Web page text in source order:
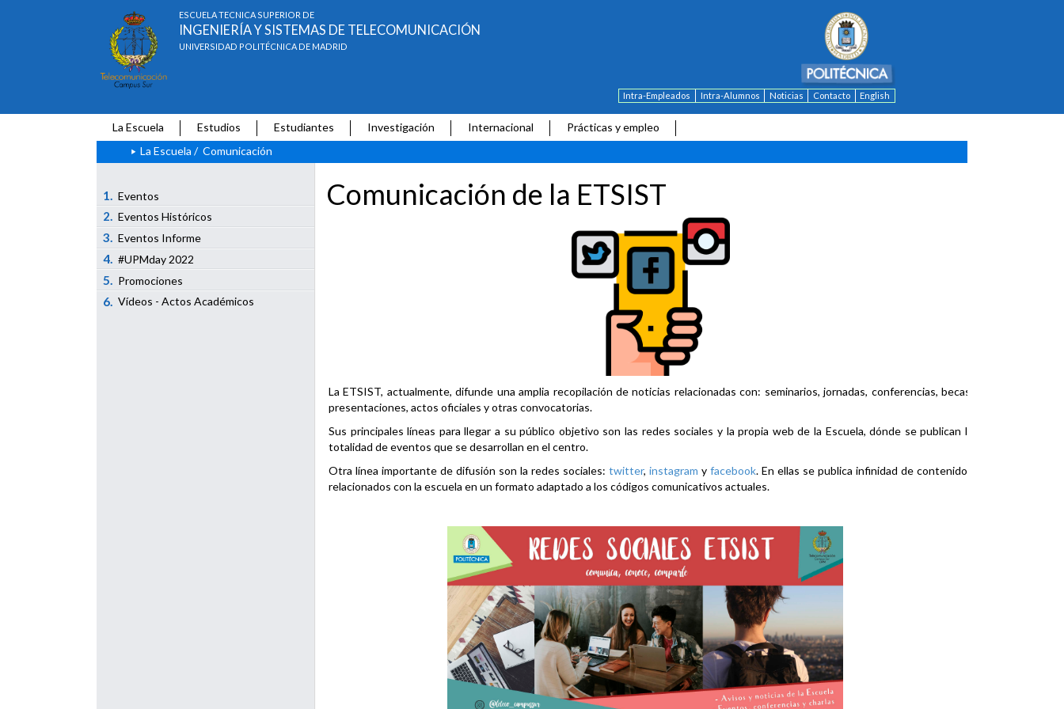
ESCUELA TÉCNICA SUPERIOR DE
INGENIERÍA Y SISTEMAS DE TELECOMUNICACIÓN
UNIVERSIDAD POLITÉCNICA DE MADRID
Intra-Empleados Intra-Alumnos Noticias Contacto English
La Escuela Estudios Estudiantes Investigación Internacional
Prácticas y empleo
La Escuela / Comunicación
1. Eventos
2. Eventos Históricos
3. Eventos Informe
4. #UPMday 2022
5. Promociones
6. Vídeos - Actos Académicos
Comunicación de la ETSIST
La ETSIST, actualmente, difunde una amplia recopilación de noticias relacionadas con: seminarios, jornadas, conferencias, becas,
presentaciones, actos oficiales y otras convocatorias.
Sus principales líneas para llegar a su público objetivo son las redes sociales y la propia web de la Escuela, dónde se publican la
totalidad de eventos que se desarrollan en el centro.
Otra línea importante de difusión son la redes sociales: twitter, instagram y facebook. En ellas se publica infinidad de contenidos
relacionados con la escuela en un formato adaptado a los códigos comunicativos actuales.